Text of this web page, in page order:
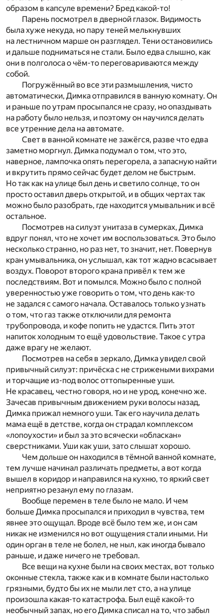
образом в капсуле времени? Бред какой-то!
Парень посмотрел в дверной глазок. Видимость
была хуже некуда, но пару теней мелькнувших
на лестничном марше он разглядел. Тени остановились
и дальше подниматься не стали. Было едва слышно, как
они в полголоса о чём-то переговариваются между
собой.
Погружённый во все эти размышления, чисто
автоматически, Димка отправился в ванную комнату. Он
и раньше по утрам просыпался не сразу, но опаздывать
на работу было нельзя, и поэтому он научился делать
все утренние дела на автомате.
Свет в ванной комнате не зажёгся, разве что едва
заметно моргнул. Димка подумал о том, что это,
наверное, лампочка опять перегорела, а запасную найти
и вкрутить прямо сейчас будет делом не быстрым.
Но так как на улице был день и светило солнце, то он
просто оставил дверь открытой, и в общих чертах так
можно было разобрать, где находится умывальник и всё
остальное.
Посмотрев на силуэт унитаза в сумерках, Димка
вдруг понял, что не хочет им воспользоваться. Это было
несколько странно, но раз нет, то значит, нет. Повернув
кран умывальника, он услышал, как тот жадно всасывает
воздух. Поворот второго крана привёл к тем же
последствиям. Вот и помылся. Можно было с полной
уверенностью уже говорить о том, что день как-то
не задался с самого начала. Оставалось только узнать
о том, что газ также отключили для ремонта
трубопровода, и кофе попить не удастся. Пить этот
напиток холодным то ещё удовольствие. Такое с утра
даже врагу не желают.
Посмотрев на себя в зеркало, Димка увидел свой
привычный силуэт: причёска с не стрижеными вихрами
и торчащие из-под волос оттопыренные уши.
Не красавец, честно говоря, но и не урод, конечно же.
Зачесав привычным движением руки волосы назад,
Димка прижал немного уши. Так его научила делать
мама ещё в детстве, когда он страдал комплексом
«лопоухости» и был за это всячески «обласкан»
сверстниками. Уши как уши, зато слышат хорошо.
Чем дольше он находился в тёмной ванной комнате,
тем лучше начинал различать предметы, а вот когда
вышел в коридор и направился на кухню, то яркий свет
неприятно резанул ему по глазам.
Вообще перемен в теле было не мало. И чем
больше Димка просыпался и приходил в чувства, тем
явнее это ощущал. Вроде всё было тем же, и он сам
никак не изменился но вот ощущения стали иными. Ни
один орган в теле не болел, не ныл, как иногда бывало
раньше, и даже ничего не требовал.
Все вещи на кухне были на своих местах, вот только
оконные стекла, также как и в комнате были настолько
грязными, будто бы их не мыли лет сто, а на улице
произошла какая-то катастрофа. Был ещё какой-то
необычный запах, но его Димка списал на то, что забыл